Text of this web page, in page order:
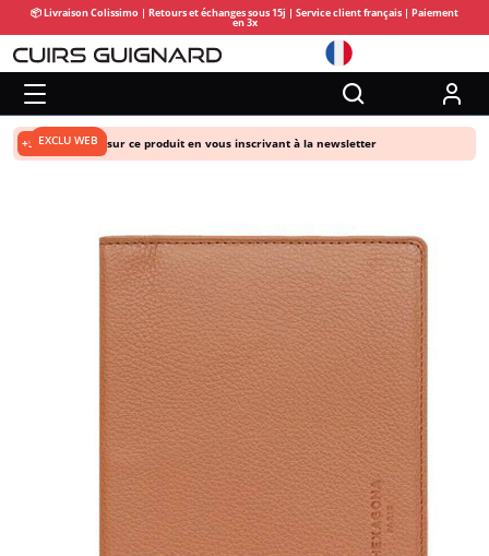
📦 Livraison Colissimo | Retours et échanges sous 15j | Service client français | Paiement
en 3x
+5% de remise sur ce produit en vous inscrivant à la newsletter
EXCLU WEB